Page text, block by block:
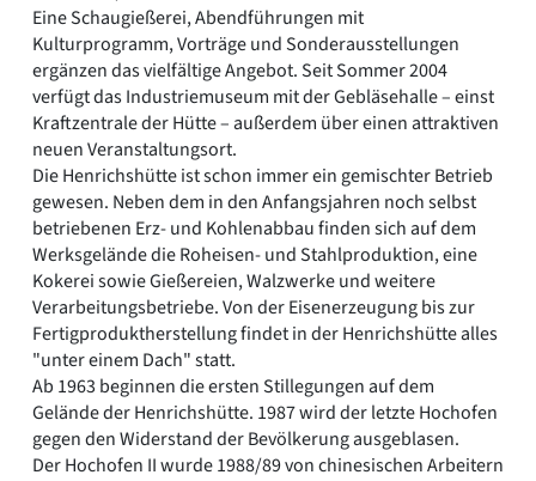
Eine Schaugießerei, Abendführungen mit
Kulturprogramm, Vorträge und Sonderausstellungen
ergänzen das vielfältige Angebot. Seit Sommer 2004
verfügt das Industriemuseum mit der Gebläsehalle – einst
Kraftzentrale der Hütte – außerdem über einen attraktiven
neuen Veranstaltungsort.
Die Henrichshütte ist schon immer ein gemischter Betrieb
gewesen. Neben dem in den Anfangsjahren noch selbst
betriebenen Erz- und Kohlenabbau finden sich auf dem
Werksgelände die Roheisen- und Stahlproduktion, eine
Kokerei sowie Gießereien, Walzwerke und weitere
Verarbeitungsbetriebe. Von der Eisenerzeugung bis zur
Fertigproduktherstellung findet in der Henrichshütte alles
"unter einem Dach" statt.
Ab 1963 beginnen die ersten Stillegungen auf dem
Gelände der Henrichshütte. 1987 wird der letzte Hochofen
gegen den Widerstand der Bevölkerung ausgeblasen.
Der Hochofen II wurde 1988/89 von chinesischen Arbeitern